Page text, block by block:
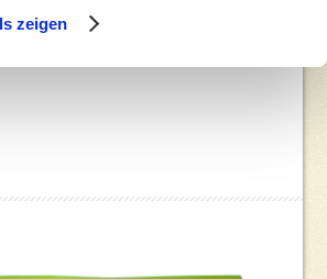
zeigen